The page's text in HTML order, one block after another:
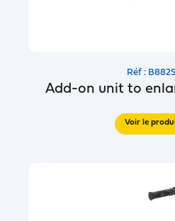
Réf :
Add-on unit to
Voir le